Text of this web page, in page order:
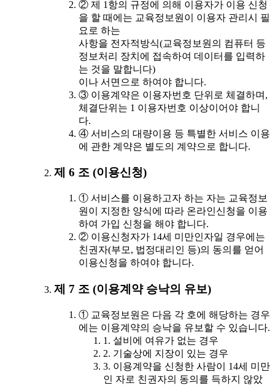
② 제 1항의 규정에 의해 이용자가 이용 신청
을 할 때에는 교육정보원이 이용자 관리시 필
요로 하는
사항을 전자적방식(교육정보원의 컴퓨터 등
정보처리 장치에 접속하여 데이터를 입력하
는 것을 말합니다)
이나 서면으로 하여야 합니다.
③ 이용계약은 이용자번호 단위로 체결하며,
체결단위는 1 이용자번호 이상이어야 합니
다.
④ 서비스의 대량이용 등 특별한 서비스 이용
에 관한 계약은 별도의 계약으로 합니다.
제 6 조 (이용신청)
① 서비스를 이용하고자 하는 자는 교육정보
원이 지정한 양식에 따라 온라인신청을 이용
하여 가입 신청을 해야 합니다.
② 이용신청자가 14세 미만인자일 경우에는
친권자(부모, 법정대리인 등)의 동의를 얻어
이용신청을 하여야 합니다.
제 7 조 (이용계약 승낙의 유보)
① 교육정보원은 다음 각 호에 해당하는 경우
에는 이용계약의 승낙을 유보할 수 있습니다.
1. 설비에 여유가 없는 경우
2. 기술상에 지장이 있는 경우
3. 이용계약을 신청한 사람이 14세 미만
인 자로 친권자의 동의를 득하지 않았